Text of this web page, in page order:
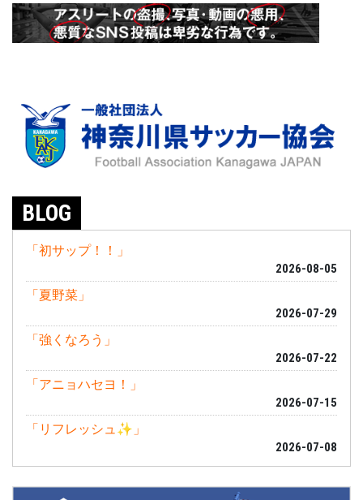
BLOG
「初サップ！！」
2026-08-05
「夏野菜」
2026-07-29
「強くなろう」
2026-07-22
「アニョハセヨ！」
2026-07-15
「リフレッシュ✨」
2026-07-08